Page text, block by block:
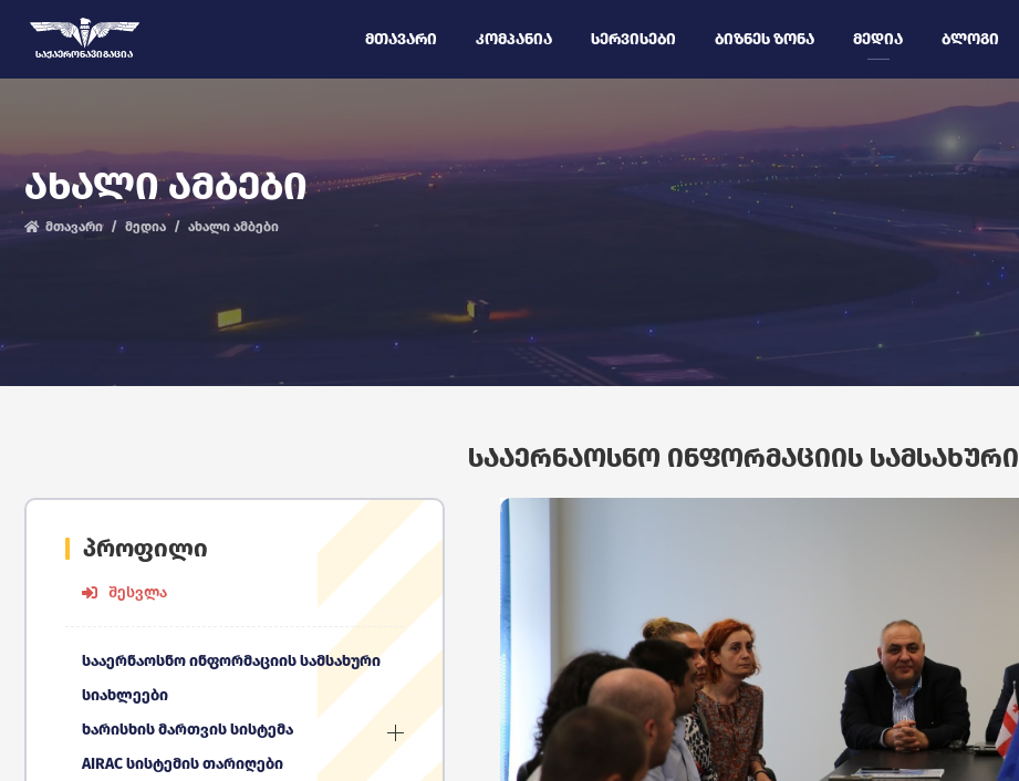
ᲡᲐᲥᲐᲔᲠᲝᲜᲐᲕᲘᲒᲐᲪᲘᲐ
ᲛᲗᲐᲕᲐᲠᲘ ᲙᲝᲛᲞᲐᲜᲘᲐ ᲡᲔᲠᲕᲘᲡᲔᲑᲘ ᲑᲘᲖᲜᲔᲡ ᲖᲝᲜᲐ ᲛᲔᲓᲘᲐ ᲑᲚᲝᲒᲘ
ᲐᲮᲐᲚᲘ ᲐᲛᲑᲔᲑᲘ
მთავარი მედია ახალი ამბები
ᲡᲐᲐᲔᲠᲜᲐᲝᲡᲜᲝ ᲘᲜᲤᲝᲠᲛᲐᲪᲘᲘᲡ ᲡᲐᲛᲡᲐᲮᲣᲠᲘ
პროფილი
შესვლა
სააერნაოსნო ინფორმაციის სამსახური
სიახლეები
ხარისხის მართვის სისტემა
AIRAC სისტემის თარიღები